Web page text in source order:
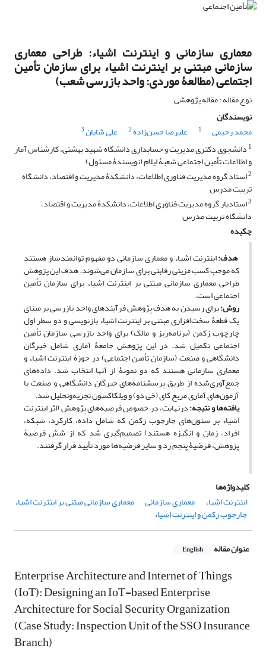
معماری سازمانی و اینترنت اشیاء: طراحی معماری
سازمانی مبتنی بر اینترنت اشیاء برای سازمان تأمین
اجتماعی (مطالعۀ موردی: واحد بازرسی شعب)
نوع مقاله : مقاله پژوهشی
نویسندگان
محمد رحیمی
1 علیرضا حسن‌زاده2 علی شایان3
1 دانشجوی دکتری مدیریت و حسابداری دانشگاه شهید بهشتی، کارشناس آمار
و اطلاعات تأمین اجتماعی شعبۀ ایلام (نویسندۀ مسئول)
2استاد گروه مدیریت فناوری اطلاعات، دانشکدۀ مدیریت و اقتصاد، دانشگاه
تربیت مدرس
3استادیار گروه مدیریت فناوری اطلاعات، دانشکدۀ مدیریت و اقتصاد،
دانشگاه تربیت مدرس
چکیده
هدف:اینترنت اشیاء و معماری سازمانی دو مفهوم توانمندساز هستند
که موجب کسب مزیتی رقابتی برای سازمان می‌شوند. هدف این پژوهش
طراحی معماری سازمانی مبتنی بر اینترنت اشیاء برای سازمان تأمین
اجتماعی است.
روش:برای رسیدن به هدف پژوهش فرآیندهای واحد بازرسی بر مبنای
یک قطعۀ سخت‌افزاری مبتنی بر اینترنت اشیاء بازنویسی و دو سطر اول
چارچوب زکمن (برنامه‌ریز و مالک) برای واحد بازرسی سازمان تأمین
اجتماعی تکمیل شد. در این پژوهش جامعۀ آماری شامل خبرگان
دانشگاهی و صنعت (سازمان تأمین اجتماعی) در حوزۀ اینترنت اشیاء و
معماری سازمانی هستند که دو نمونۀ از آنها انتخاب شد. داده­‌های
جمع‌آوری‌شده از طریق پرسشنامه‌­های خبرگان دانشگاهی و صنعت با
آزمون‌های آماری مربع کای (خی دو) و ویلکاکسون تجزیه‌وتحلیل شد.
یافته‌ها و نتیجه:درنهایت، در خصوص فرضیه­‌های پژوهش (اثر اینترنت
اشیاء بر ستون‌های چارچوب زکمن که شامل داده، کارکرد، شبکه،
افراد، زمان و انگیزه هستند) تصمیم‌گیری شد که از شش فرضیۀ
پژوهش، فرضیۀ پنجم رد و سایر فرضیه‌­ها مورد تأیید قرار گرفتند.
کلیدواژه‌ها
اینترنت اشیاء
معماری سازمانی معماری سازمانی مبتنی بر اینترنت اشیاء
چارچوب زکمن و اینترنت اشیاء
عنوان مقاله English
Enterprise Architecture and Internet of Things
(IoT): Designing an IoT-based Enterprise
Architecture for Social Security Organization
(Case Study: Inspection Unit of the SSO Insurance
Branch)